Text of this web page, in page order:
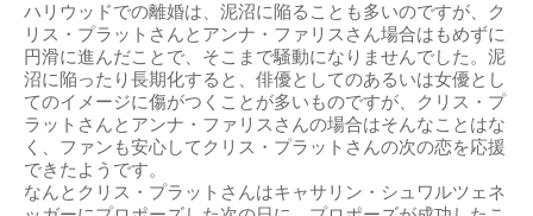
ハリウッドでの離婚は、泥沼に陥ることも多いのですが、ク
リス・プラットさんとアンナ・ファリスさん場合はもめずに
円滑に進んだことで、そこまで騒動になりませんでした。泥
沼に陥ったり長期化すると、俳優としてのあるいは女優とし
てのイメージに傷がつくことが多いものですが、クリス・プ
ラットさんとアンナ・ファリスさんの場合はそんなことはな
く、ファンも安心してクリス・プラットさんの次の恋を応援
できたようです。
なんとクリス・プラットさんはキャサリン・シュワルツェネ